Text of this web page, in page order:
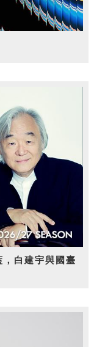
白建宇與國臺